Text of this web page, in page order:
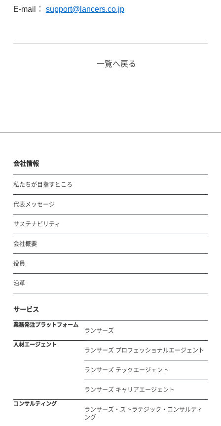
E-mail： support@lancers.co.jp
一覧へ戻る
会社情報
私たちが目指すところ
代表メッセージ
サステナビリティ
会社概要
役員
沿革
サービス
業務発注プラットフォーム
ランサーズ
人材エージェント
ランサーズ プロフェッショナルエージェント
ランサーズ テックエージェント
ランサーズ キャリアエージェント
コンサルティング
ランサーズ・ストラテジック・コンサルティ
ング